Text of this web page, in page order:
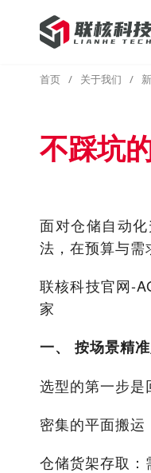
首页 / 关于我们 /
不踩坑
面对仓储自动
法，在预算与需
联核科技官网-
家
一、 按场景精
选型的第一步
密集的平面搬
仓储货架存取